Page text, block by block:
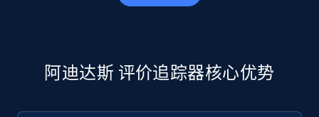
specific keywords
price, Currency, Availability, Reviews count, and
阿迪达斯 评价追踪器核心优势